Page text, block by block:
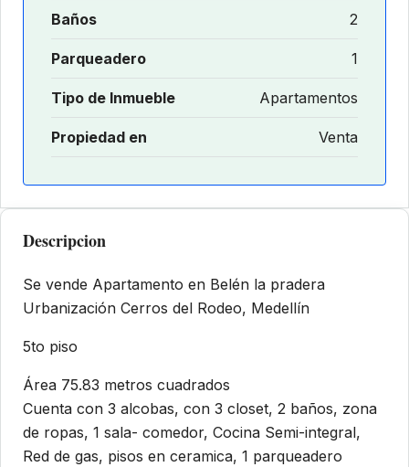
Baños 2
Parqueadero 1
Tipo de Inmueble Apartamentos
Propiedad en Venta
Descripcion
Se vende Apartamento en Belén la pradera
Urbanización Cerros del Rodeo, Medellín
5to piso
Área 75.83 metros cuadrados
Cuenta con 3 alcobas, con 3 closet, 2 baños, zona
de ropas, 1 sala- comedor, Cocina Semi-integral,
Red de gas, pisos en ceramica, 1 parqueadero